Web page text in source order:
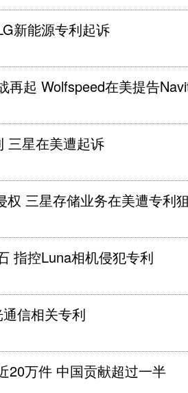
新能源专利起诉
再起 Wolfspeed在美提告
三星在美遭起诉
权 三星存储业务在美遭专利
指控Luna相机侵犯专利
信相关专利
20万件 中国贡献超过一半